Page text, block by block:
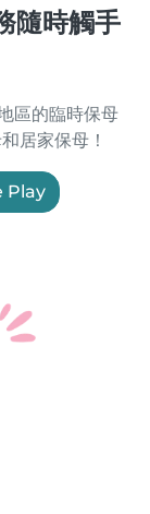
隨時觸手
區的臨時保母
居家保母！
Play